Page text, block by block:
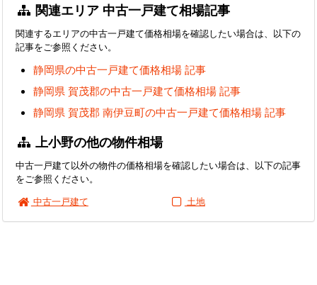
関連エリア 中古一戸建て相場記事
関連するエリアの中古一戸建て価格相場を確認したい場合は、以下の
記事をご参照ください。
静岡県の中古一戸建て価格相場 記事
静岡県 賀茂郡の中古一戸建て価格相場 記事
静岡県 賀茂郡 南伊豆町の中古一戸建て価格相場 記事
上小野の他の物件相場
中古一戸建て以外の物件の価格相場を確認したい場合は、以下の記事
をご参照ください。
中古一戸建て
土地